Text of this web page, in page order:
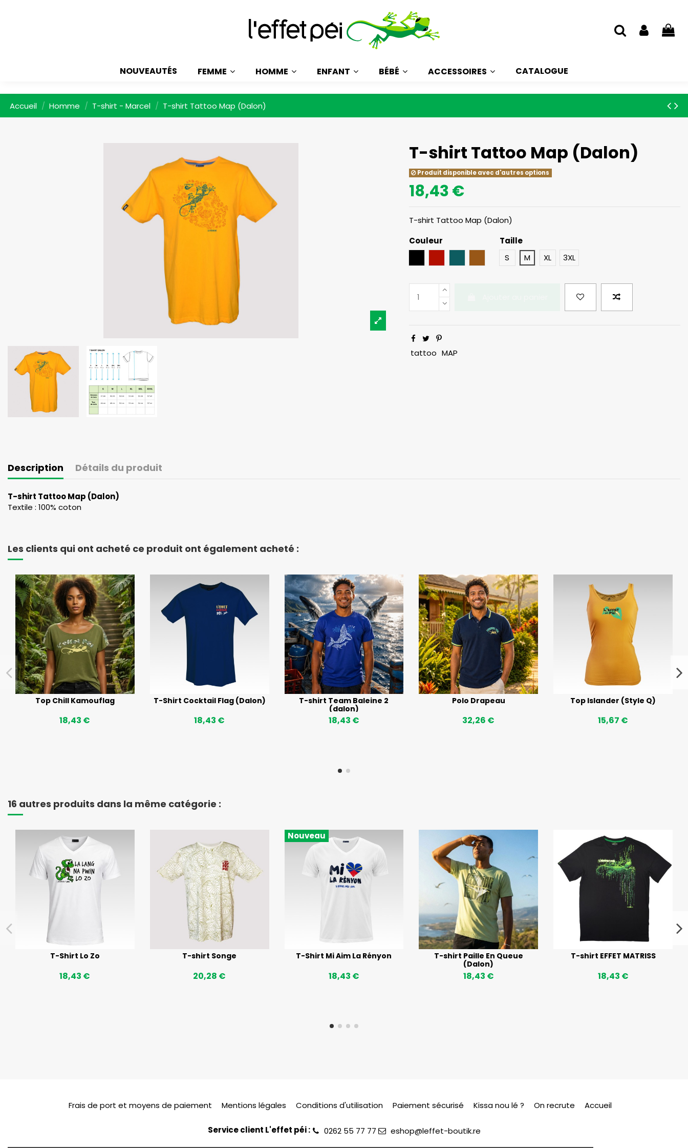
NOUVEAUTÉS FEMME HOMME ENFANT BÉBÉ ACCESSOIRES CATALOGUE
Accueil Homme T-shirt - Marcel T-shirt Tattoo Map (Dalon)
T-shirt Tattoo Map (Dalon)
Produit disponible avec d'autres options
18,43 €
T-shirt Tattoo Map (Dalon)
Couleur
Taille
S
M XL 3XL
tattoo MAP
Description Détails du produit
T-shirt Tattoo Map (Dalon)
Textile : 100% coton
Les clients qui ont acheté ce produit ont également acheté :
Top Chill Kamouflag
18,43 €
T-Shirt Cocktail Flag (Dalon)
18,43 €
T-shirt Team Baleine 2
(dalon)
18,43 €
Polo Drapeau
32,26 €
Top Islander (Style Q)
15,67 €
16 autres produits dans la même catégorie :
T-Shirt Lo Zo
18,43 €
T-shirt Songe
20,28 €
Nouveau
T-Shirt Mi Aim La Rényon
18,43 €
T-shirt Paille En Queue
(Dalon)
18,43 €
T-shirt EFFET MATRISS
18,43 €
Frais de port et moyens de paiement Mentions légales Conditions d'utilisation Paiement sécurisé Kissa nou lé ? On recrute Accueil
Service client L'effet péi : 0262 55 77 77 eshop@leffet-boutik.re